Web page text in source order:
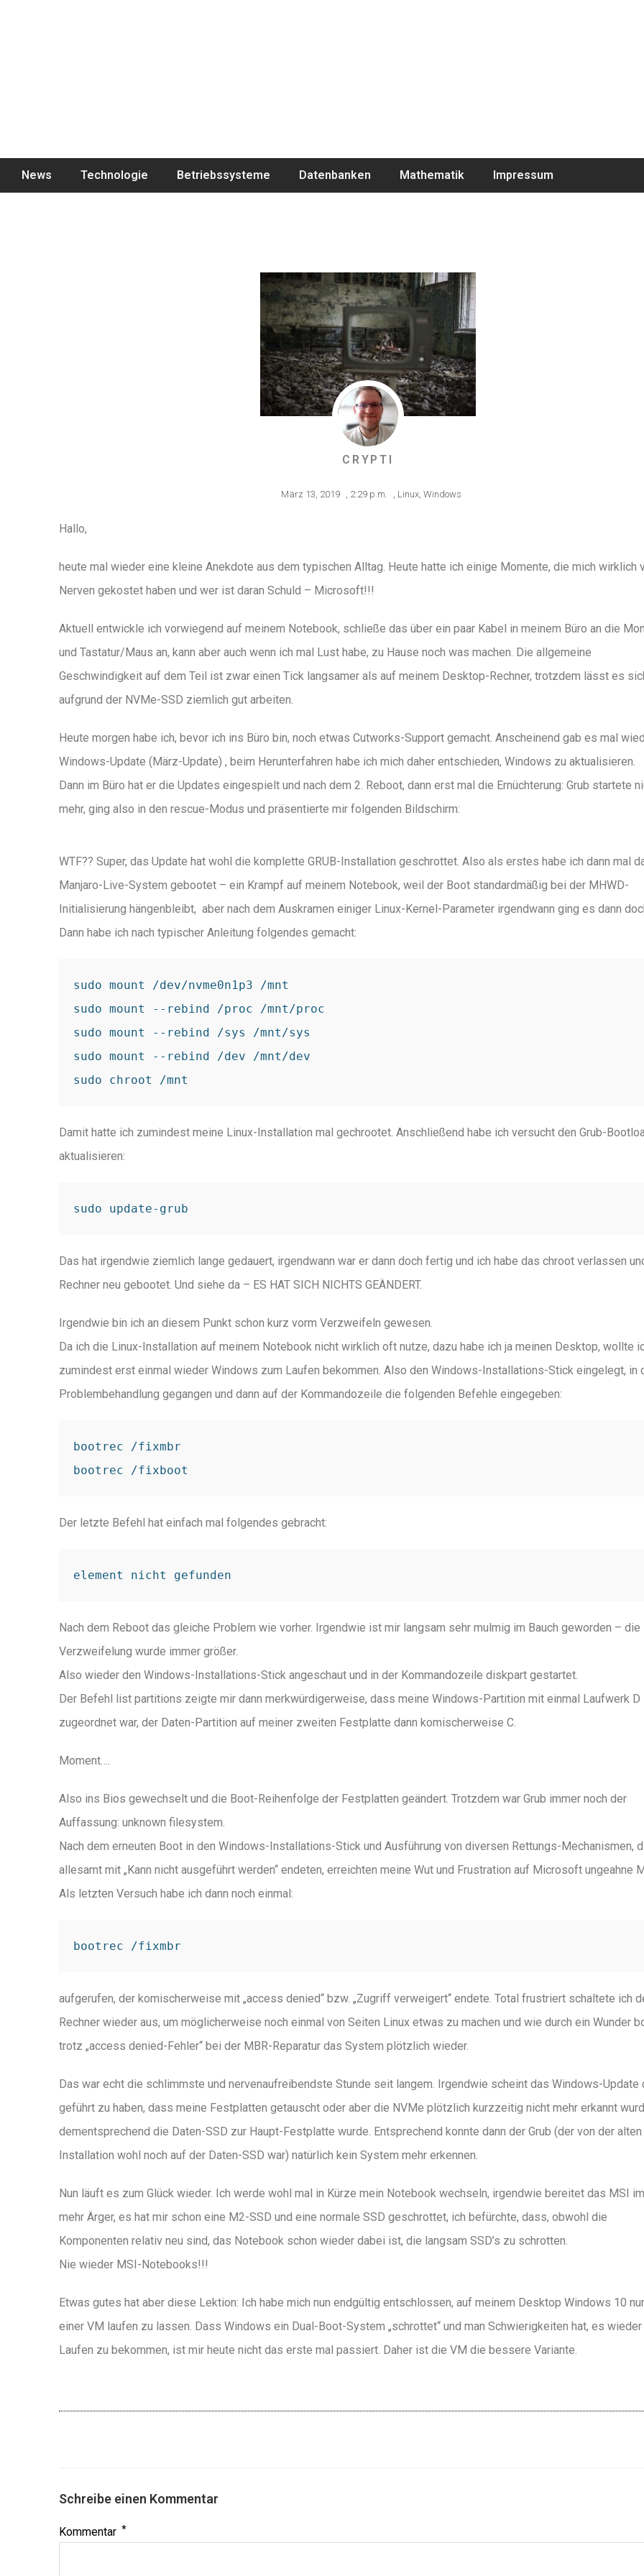
News Technologie Betriebssysteme Datenbanken Mathematik Impressum
CRYPTI
März 13, 2019 , 2:29 p.m. , Linux, Windows
Hallo,
heute mal wieder eine kleine Anekdote aus dem typischen Alltag. Heute hatte ich einige Momente, die mich wirklich
Nerven gekostet haben und wer ist daran Schuld – Microsoft!!!
Aktuell entwickle ich vorwiegend auf meinem Notebook, schließe das über ein paar Kabel in meinem Büro an die
und Tastatur/Maus an, kann aber auch wenn ich mal Lust habe, zu Hause noch was machen. Die allgemeine
Geschwindigkeit auf dem Teil ist zwar einen Tick langsamer als auf meinem Desktop-Rechner, trotzdem lässt es
aufgrund der NVMe-SSD ziemlich gut arbeiten.
Heute morgen habe ich, bevor ich ins Büro bin, noch etwas Cutworks-Support gemacht. Anscheinend gab es mal
Windows-Update (März-Update) , beim Herunterfahren habe ich mich daher entschieden, Windows zu aktualisieren.
Dann im Büro hat er die Updates eingespielt und nach dem 2. Reboot, dann erst mal die Ernüchterung: Grub startete
mehr, ging also in den rescue-Modus und präsentierte mir folgenden Bildschirm:
WTF?? Super, das Update hat wohl die komplette GRUB-Installation geschrottet. Also als erstes habe ich dann mal
Manjaro-Live-System gebootet – ein Krampf auf meinem Notebook, weil der Boot standardmäßig bei der MHWD-
Initialisierung hängenbleibt, aber nach dem Auskramen einiger Linux-Kernel-Parameter irgendwann ging es dann
Dann habe ich nach typischer Anleitung folgendes gemacht:
sudo mount /dev/nvme0n1p3 /mnt
sudo mount --rebind /proc /mnt/proc
sudo mount --rebind /sys /mnt/sys
sudo mount --rebind /dev /mnt/dev
Damit hatte ich zumindest meine Linux-Installation mal gechrootet. Anschließend habe ich versucht den Grub-
aktualisieren:
Das hat irgendwie ziemlich lange gedauert, irgendwann war er dann doch fertig und ich habe das chroot verlassen
Rechner neu gebootet. Und siehe da – ES HAT SICH NICHTS GEÄNDERT.
Irgendwie bin ich an diesem Punkt schon kurz vorm Verzweifeln gewesen.
Da ich die Linux-Installation auf meinem Notebook nicht wirklich oft nutze, dazu habe ich ja meinen Desktop, wollte
zumindest erst einmal wieder Windows zum Laufen bekommen. Also den Windows-Installations-Stick eingelegt, in
Problembehandlung gegangen und dann auf der Kommandozeile die folgenden Befehle eingegeben:
bootrec /fixmbr
Der letzte Befehl hat einfach mal folgendes gebracht:
element nicht gefunden
Nach dem Reboot das gleiche Problem wie vorher. Irgendwie ist mir langsam sehr mulmig im Bauch geworden – die
Verzweifelung wurde immer größer.
Also wieder den Windows-Installations-Stick angeschaut und in der Kommandozeile diskpart gestartet.
Der Befehl list partitions zeigte mir dann merkwürdigerweise, dass meine Windows-Partition mit einmal Laufwerk D
zugeordnet war, der Daten-Partition auf meiner zweiten Festplatte dann komischerweise C.
Moment….
Also ins Bios gewechselt und die Boot-Reihenfolge der Festplatten geändert. Trotzdem war Grub immer noch der
Auffassung: unknown filesystem.
Nach dem erneuten Boot in den Windows-Installations-Stick und Ausführung von diversen Rettungs-Mechanismen,
allesamt mit „Kann nicht ausgeführt werden“ endeten, erreichten meine Wut und Frustration auf Microsoft ungeahne
Als letzten Versuch habe ich dann noch einmal:
bootrec /fixmbr
aufgerufen, der komischerweise mit „access denied“ bzw. „Zugriff verweigert“ endete. Total frustriert schaltete ich
Rechner wieder aus, um möglicherweise noch einmal von Seiten Linux etwas zu machen und wie durch ein Wunder
trotz „access denied-Fehler“ bei der MBR-Reparatur das System plötzlich wieder.
Das war echt die schlimmste und nervenaufreibendste Stunde seit langem. Irgendwie scheint das Windows-Update
geführt zu haben, dass meine Festplatten getauscht oder aber die NVMe plötzlich kurzzeitig nicht mehr erkannt
dementsprechend die Daten-SSD zur Haupt-Festplatte wurde. Entsprechend konnte dann der Grub (der von der alten
Installation wohl noch auf der Daten-SSD war) natürlich kein System mehr erkennen.
Nun läuft es zum Glück wieder. Ich werde wohl mal in Kürze mein Notebook wechseln, irgendwie bereitet das MSI
mehr Ärger, es hat mir schon eine M2-SSD und eine normale SSD geschrottet, ich befürchte, dass, obwohl die
Komponenten relativ neu sind, das Notebook schon wieder dabei ist, die langsam SSD’s zu schrotten.
Nie wieder MSI-Notebooks!!!
Etwas gutes hat aber diese Lektion: Ich habe mich nun endgültig entschlossen, auf meinem Desktop Windows 10
einer VM laufen zu lassen. Dass Windows ein Dual-Boot-System „schrottet“ und man Schwierigkeiten hat, es wieder
Laufen zu bekommen, ist mir heute nicht das erste mal passiert. Daher ist die VM die bessere Variante.
Schreibe einen Kommentar
Kommentar *